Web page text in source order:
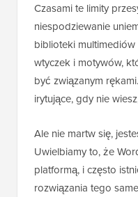
Czasami te limity
niespodziewanie
biblioteki
wtyczek i motywów,
być związanym
irytujące, gdy nie
Ale nie martw się,
Uwielbiamy to, że
platformą, i często
rozwiązania tego